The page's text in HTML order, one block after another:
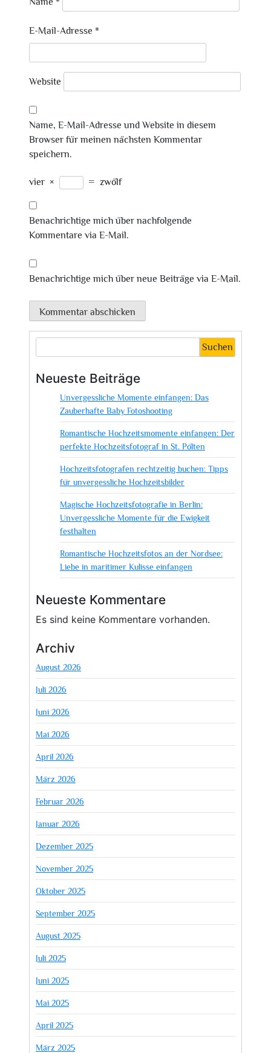
E-Mail-Adresse *
Website
Name, E-Mail-Adresse und Website in diesem
Browser für meinen nächsten Kommentar
speichern.
vier × = zwölf
Benachrichtige mich über nachfolgende
Kommentare via E-Mail.
Benachrichtige mich über neue Beiträge via E-Mail.
Suchen
Neueste Beiträge
Unvergessliche Momente einfangen: Das
Zauberhafte Baby Fotoshooting
Romantische Hochzeitsmomente einfangen: Der
perfekte Hochzeitsfotograf in St. Pölten
Hochzeitsfotografen rechtzeitig buchen: Tipps
für unvergessliche Hochzeitsbilder
Magische Hochzeitsfotografie in Berlin:
Unvergessliche Momente für die Ewigkeit
festhalten
Romantische Hochzeitsfotos an der Nordsee:
Liebe in maritimer Kulisse einfangen
Neueste Kommentare
Es sind keine Kommentare vorhanden.
Archiv
August 2026
Juli 2026
Juni 2026
Mai 2026
April 2026
März 2026
Februar 2026
Januar 2026
Dezember 2025
November 2025
Oktober 2025
September 2025
August 2025
Juli 2025
Juni 2025
Mai 2025
April 2025
März 2025